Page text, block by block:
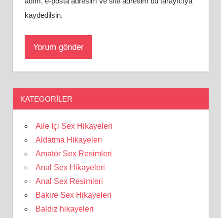
kaydedilsin.
KATEGORILER
Aile İçi Sex Hikayeleri
Aldatma Hikayeleri
Amatör Sex Resimleri
Anal Sex Hikayeleri
Anal Sex Resimleri
Bakire Sex Hikayeleri
Baldız hikayeleri